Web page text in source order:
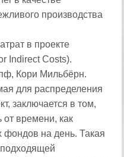
производства
в проекте
Indirect Costs).
Кори Мильбёрн.
для распределения
заключается в том,
от времени, как
на день. Такая